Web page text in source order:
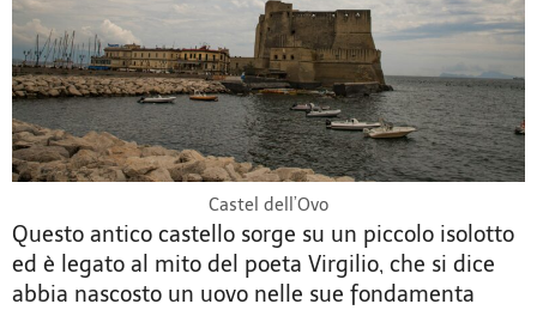
Castel dell’Ovo
Questo antico castello sorge su un piccolo isolotto
ed è legato al mito del poeta Virgilio, che si dice
abbia nascosto un uovo nelle sue fondamenta